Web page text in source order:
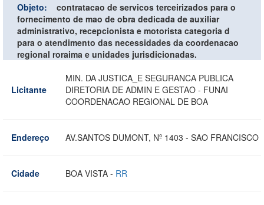
Objeto:
contratacao de servicos terceirizados para o
fornecimento de mao de obra dedicada de auxiliar
administrativo, recepcionista e motorista categoria d
para o atendimento das necessidades da coordenacao
regional roraima e unidades jurisdicionadas.
Licitante
MIN. DA JUSTICA_E SEGURANCA PUBLICA
DIRETORIA DE ADMIN E GESTAO - FUNAI
COORDENACAO REGIONAL DE BOA
Endereço AV.SANTOS DUMONT, Nº 1403 - SAO FRANCISCO
Cidade BOA VISTA - RR